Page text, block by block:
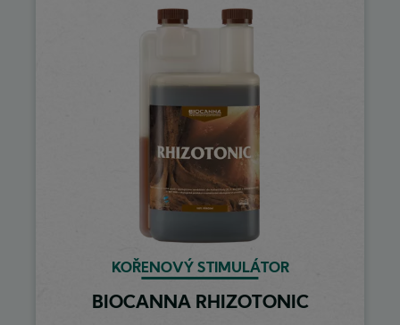
KOŘENOVÝ STIMULÁTOR
BIOCANNA RHIZOTONIC